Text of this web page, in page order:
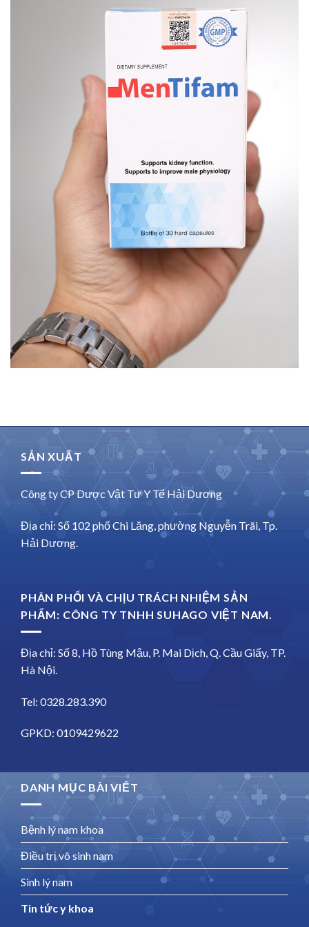
SẢN XUẤT
Công ty CP Dược Vật Tư Y Tế Hải Dương
Địa chỉ: Số 102 phố Chi Lăng, phường Nguyễn Trãi, Tp.
Hải Dương.
PHÂN PHỐI VÀ CHỊU TRÁCH NHIỆM SẢN
PHẨM: CÔNG TY TNHH SUHAGO VIỆT NAM.
Địa chỉ: Số 8, Hồ Tùng Mậu, P. Mai Dịch, Q. Cầu Giấy, TP.
Hà Nội.
Tel: 0328.283.390
GPKD: 0109429622
DANH MỤC BÀI VIẾT
Bệnh lý nam khoa
Điều trị vô sinh nam
Sinh lý nam
Tin tức y khoa